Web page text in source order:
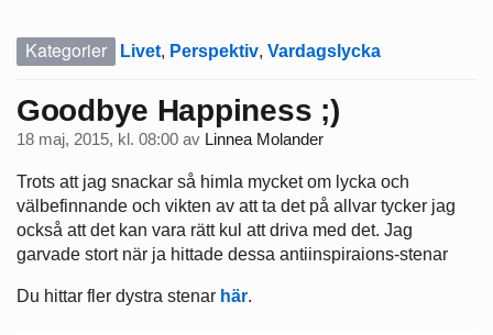
Kategorier Livet, Perspektiv, Vardagslycka
Goodbye Happiness ;)
18 maj, 2015, kl. 08:00 av Linnea Molander
Trots att jag snackar så himla mycket om lycka och
välbefinnande och vikten av att ta det på allvar tycker jag
också att det kan vara rätt kul att driva med det. Jag
garvade stort när ja hittade dessa antiinspiraions-stenar
Du hittar fler dystra stenar här.